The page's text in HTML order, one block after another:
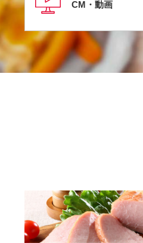
CM・動画